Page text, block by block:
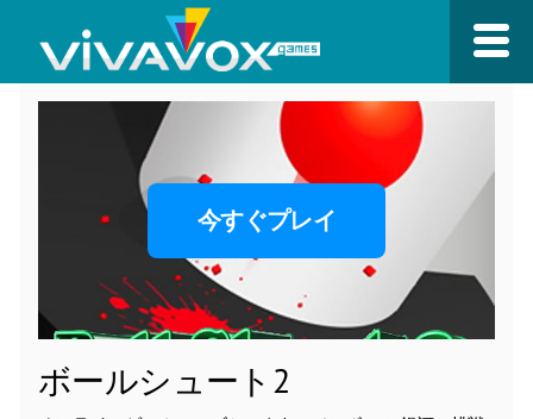
今すぐプレイ
ボールシュート2